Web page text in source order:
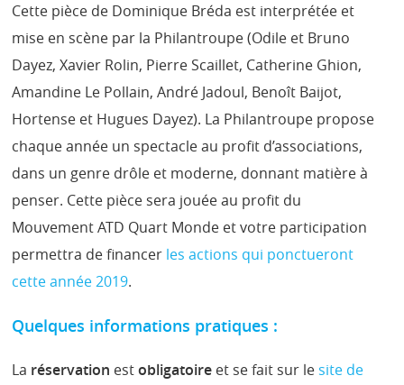
Cette pièce de Dominique Bréda est interprétée et
mise en scène par la Philantroupe (Odile et Bruno
Dayez, Xavier Rolin, Pierre Scaillet, Catherine Ghion,
Amandine Le Pollain, André Jadoul, Benoît Baijot,
Hortense et Hugues Dayez). La Philantroupe propose
chaque année un spectacle au profit d’associations,
dans un genre drôle et moderne, donnant matière à
penser. Cette pièce sera jouée au profit du
Mouvement ATD Quart Monde et votre participation
permettra de financer les actions qui ponctueront
cette année 2019.
Quelques informations pratiques :
La réservation estobligatoire et se fait sur le site de